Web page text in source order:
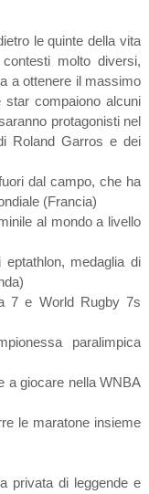
le quinte della vita
molto diversi,
a ottenere il massimo
compaiono alcuni
protagonisti nel
Roland Garros e dei
dal campo, che ha
(Francia)
al mondo a livello
medaglia di
7 e World Rugby 7s
paralimpica
a giocare nella WNBA
le maratone insieme
privata di leggende e